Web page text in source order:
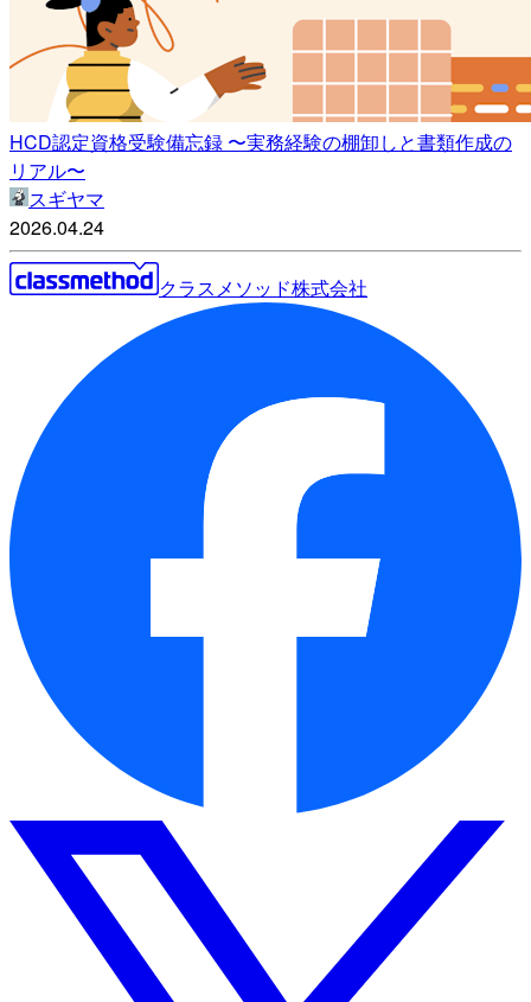
HCD認定資格受験備忘録 〜実務経験の棚卸しと書類作成の
リアル〜
スギヤマ
2026.04.24
クラスメソッド株式会社